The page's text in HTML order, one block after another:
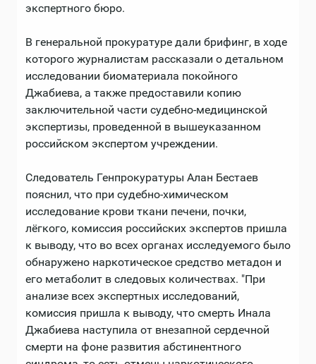
экспертного бюро.
В генеральной прокуратуре дали брифинг, в ходе
которого журналистам рассказали о детальном
исследовании биоматериала покойного
Джабиева, а также предоставили копию
заключительной части судебно-медицинской
экспертизы, проведенной в вышеуказанном
российском экспертом учреждении.
Следователь Генпрокуратуры Алан Бестаев
пояснил, что при судебно-химическом
исследование крови ткани печени, почки,
лёгкого, комиссия российских экспертов пришла
к выводу, что во всех органах исследуемого было
обнаружено наркотическое средство метадон и
его метаболит в следовых количествах. "При
анализе всех экспертных исследований,
комиссия пришла к выводу, что смерть Инала
Джабиева наступила от внезапной сердечной
смерти на фоне развития абстинентного